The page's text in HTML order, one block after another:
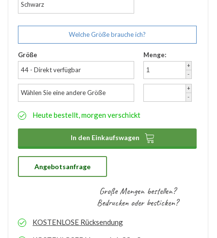
Schwarz
Welche Größe brauche ich?
Größe
44 - Direkt verfügbar
Menge:
+
-
Wählen Sie eine andere Größe
+
-
Heute bestellt, morgen verschickt
In den Einkaufswagen 
Angebotsanfrage
Große Mengen bestellen?
Bedrucken oder besticken?
KOSTENLOSE Rücksendung